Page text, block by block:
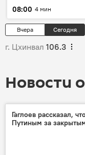
08:00 4 мин
Вчера Сегодня
г. Цхинвал 106.3
Новости
Гаглоев рассказал,
Путиным за